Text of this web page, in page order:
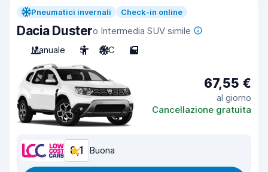
Pneumatici invernali Check-in online
Dacia Dustero Intermedia SUV simile
Manuale
5 A/C 5
67,55 €
al giorno
Cancellazione gratuita
8,1 Buona